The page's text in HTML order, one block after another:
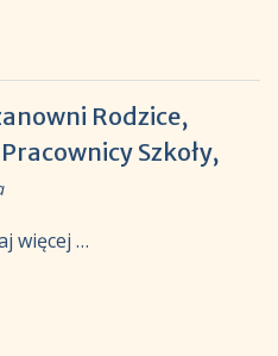
Rodzice,
Szkoły,
więcej …